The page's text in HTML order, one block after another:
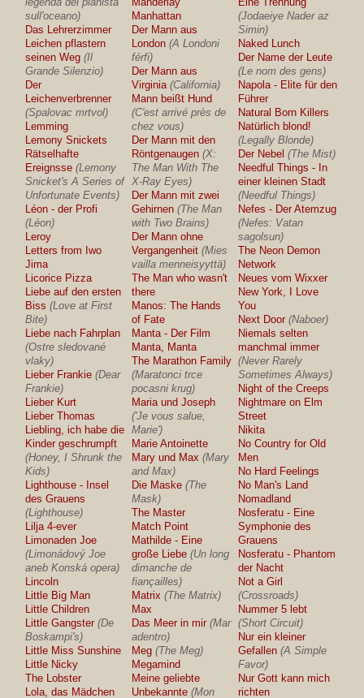
sull'oceano)
Das Lehrerzimmer
Leichen pflastern
seinen Weg (Il
Grande Silenzio)
Der
Leichenverbrenner
(Spalovac mrtvol)
Lemming
Lemony Snickets
Rätselhafte
Ereignsse (Lemony
Snicket's A Series of
Unfortunate Events)
Léon - der Profi
(Léon)
Leroy
Letters from Iwo
Jima
Licorice Pizza
Liebe auf den ersten
Biss (Love at First
Bite)
Liebe nach Fahrplan
(Ostre sledované
vlaky)
Lieber Frankie (Dear
Frankie)
Lieber Kurt
Lieber Thomas
Liebling, ich habe die
Kinder geschrumpft
(Honey, I Shrunk the
Kids)
Lighthouse - Insel
des Grauens
(Lighthouse)
Lilja 4-ever
Limonaden Joe
(Limonádový Joe
aneb Konská opera)
Lincoln
Little Big Man
Little Children
Little Gangster (De
Boskampi's)
Little Miss Sunshine
Little Nicky
The Lobster
Lola, das Mädchen
Manhattan
Der Mann aus
London (A Londoni
férfi)
Der Mann aus
Virginia (California)
Mann beißt Hund
(C'est arrivé près de
chez vous)
Der Mann mit den
Röntgenaugen (X:
The Man With The
X-Ray Eyes)
Der Mann mit zwei
Gehirnen (The Man
with Two Brains)
Der Mann ohne
Vergangenheit (Mies
vailla menneisyyttä)
The Man who wasn't
there
Manos: The Hands
of Fate
Manta - Der Film
Manta, Manta
The Marathon Family
(Maratonci trce
pocasni krug)
Maria und Joseph
('Je vous salue,
Marie')
Marie Antoinette
Mary und Max (Mary
and Max)
Die Maske (The
Mask)
The Master
Match Point
Mathilde - Eine
große Liebe (Un long
dimanche de
fiançailles)
Matrix (The Matrix)
Max
Das Meer in mir (Mar
adentro)
Meg (The Meg)
Megamind
Meine geliebte
Unbekannte (Mon
(Jodaeiye Nader az
Simin)
Naked Lunch
Der Name der Leute
(Le nom des gens)
Napola - Elite für den
Führer
Natural Born Killers
Natürlich blond!
(Legally Blonde)
Der Nebel (The Mist)
Needful Things - In
einer kleinen Stadt
(Needful Things)
Nefes - Der Atemzug
(Nefes: Vatan
sagolsun)
The Neon Demon
Network
Neues vom Wixxer
New York, I Love
You
Next Door (Naboer)
Niemals selten
manchmal immer
(Never Rarely
Sometimes Always)
Night of the Creeps
Nightmare on Elm
Street
Nikita
No Country for Old
Men
No Hard Feelings
No Man's Land
Nomadland
Nosferatu - Eine
Symphonie des
Grauens
Nosferatu - Phantom
der Nacht
Not a Girl
(Crossroads)
Nummer 5 lebt
(Short Circuit)
Nur ein kleiner
Gefallen (A Simple
Favor)
Nur Gott kann mich
richten